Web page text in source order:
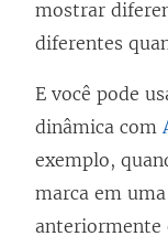
mostrar
diferentes
E você pode
dinâmica com
exemplo,
marca em
anteriormente